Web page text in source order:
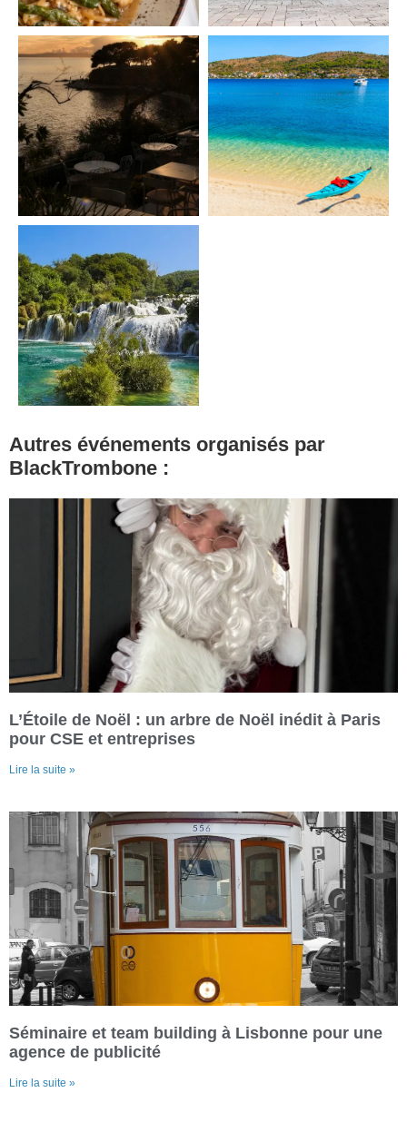
Autres événements organisés par
BlackTrombone :
L’Étoile de Noël : un arbre de Noël inédit à Paris
pour CSE et entreprises
Lire la suite »
Séminaire et team building à Lisbonne pour une
agence de publicité
Lire la suite »